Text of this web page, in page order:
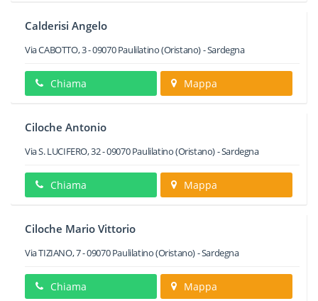
Calderisi Angelo
Via CABOTTO, 3-09070 Paulilatino(Oristano) -Sardegna
Chiama Mappa
Ciloche Antonio
Via S. LUCIFERO, 32-09070 Paulilatino(Oristano) -Sardegna
Chiama Mappa
Ciloche Mario Vittorio
Via TIZIANO, 7-09070 Paulilatino(Oristano) -Sardegna
Chiama Mappa